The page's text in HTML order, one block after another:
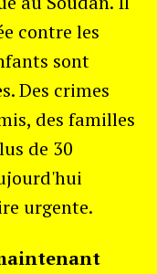
contre les
sont
Des crimes
des familles
de 30
urgente.